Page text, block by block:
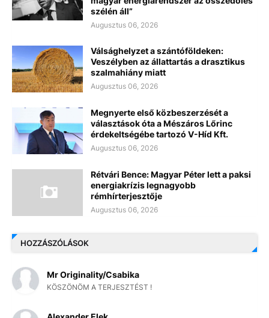
szélén áll”
Augusztus 06, 2026
Válsághelyzet a szántóföldeken:
Veszélyben az állattartás a drasztikus
szalmahiány miatt
Augusztus 06, 2026
Megnyerte első közbeszerzését a
választások óta a Mészáros Lőrinc
érdekeltségébe tartozó V-Híd Kft.
Augusztus 06, 2026
Rétvári Bence: Magyar Péter lett a paksi
energiakrízis legnagyobb
rémhírterjesztője
Augusztus 06, 2026
HOZZÁSZÓLÁSOK
Mr Originality/Csabika
KÖSZÖNÖM A TERJESZTÉST !